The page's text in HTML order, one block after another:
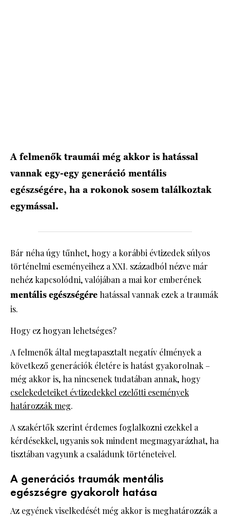
A felmenők traumái még akkor is hatással
vannak egy-egy generáció mentális
egészségére, ha a rokonok sosem találkoztak
egymással.
Bár néha úgy tűnhet, hogy a korábbi évtizedek súlyos
történelmi eseményeihez a XXI. századból nézve már
nehéz kapcsolódni, valójában a mai kor emberének
mentális egészségére hatással vannak ezek a traumák
is.
Hogy ez hogyan lehetséges?
A felmenők által megtapasztalt negatív élmények a
következő generációk életére is hatást gyakorolnak –
még akkor is, ha nincsenek tudatában annak, hogy
cselekedeteiket évtizedekkel ezelőtti események
határozzák meg.
A szakértők szerint érdemes foglalkozni ezekkel a
kérdésekkel, ugyanis sok mindent megmagyarázhat, ha
tisztában vagyunk a családunk történeteivel.
A generációs traumák mentális
egészségre gyakorolt hatása
Az egyének viselkedését még akkor is meghatározzák a